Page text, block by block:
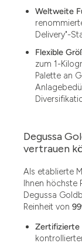
Weltweite
Delivery"-
Flexible
zum 1-
Palette an
Degussa
vertrauen
Als etablierte
Ihnen höchste
Degussa
Reinheit von
Zertifizierte